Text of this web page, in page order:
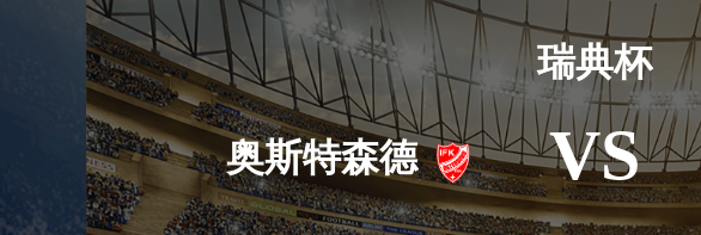
奥斯特森德
瑞典杯
VS